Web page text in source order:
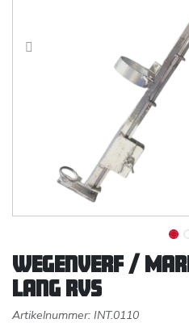
Wegenverf /
lang RVS
Artikelnummer: INT.0110